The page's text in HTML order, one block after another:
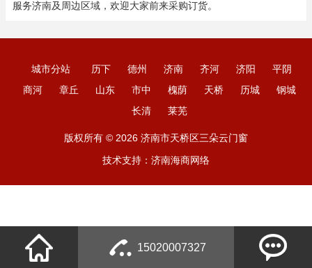
服务济南及周边区域，欢迎大家前来采购订货。
15020007327
城市分站 历下 德州 济南 齐河 济阳
平阴
商河
章丘 山东 市中 槐荫 天桥 历城
钢城
长清
莱芜
版权所有 © 2026 济南市天桥区三朵云门窗
技术支持： 济南海商网络